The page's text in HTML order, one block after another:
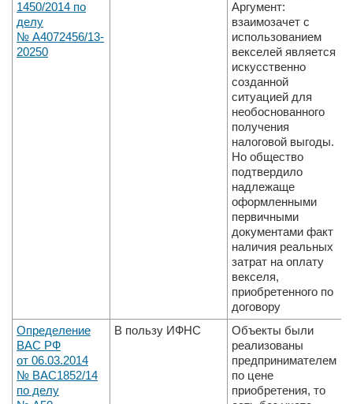
1450/2014 по
делу
№ А40­72456/13­
20­250
Аргумент:
взаимозачет с
использованием
векселей является
искусственно
созданной
ситуацией для
необоснованного
получения
налоговой выгоды.
Но общество
подтвердило
надлежаще
оформленными
первичными
документами факт
наличия реальных
затрат на оплату
векселя,
приобретенного по
договору
Определение
ВАС РФ
от 06.03.2014
№ ВАС­1852/14
по делу
В пользу ИФНС
Объекты были
реализованы
предпринимателем
по цене
приобретения, то